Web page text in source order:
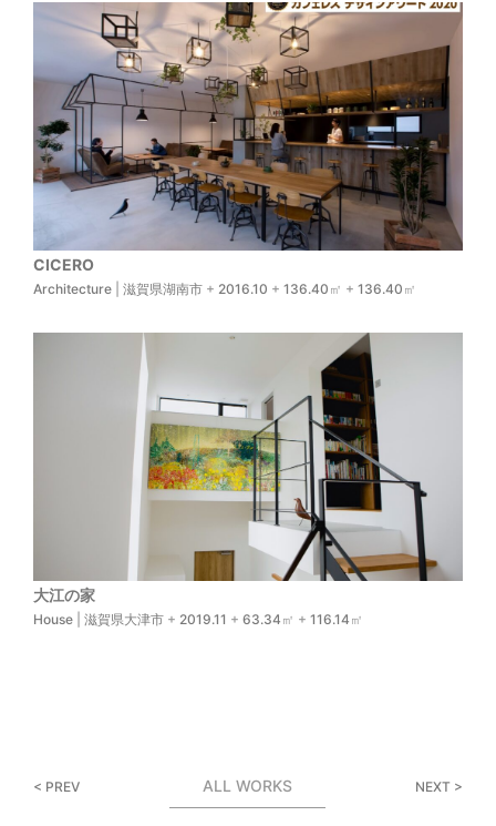
CICERO
Architecture 滋賀県湖南市 + 2016.10 + 136.40 ㎡ + 136.40 ㎡
大江の家
House 滋賀県大津市 + 2019.11 + 63.34 ㎡ + 116.14 ㎡
< PREV ALL WORKS NEXT >